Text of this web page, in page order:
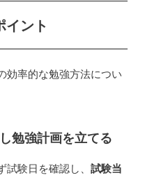
ント
効率的な勉強方法につい
勉強計画を立てる
験日を確認し、 試験当